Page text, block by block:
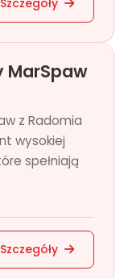
Szczegóły
MarSpaw
z Radomia
wysokiej
spełniają
Szczegóły